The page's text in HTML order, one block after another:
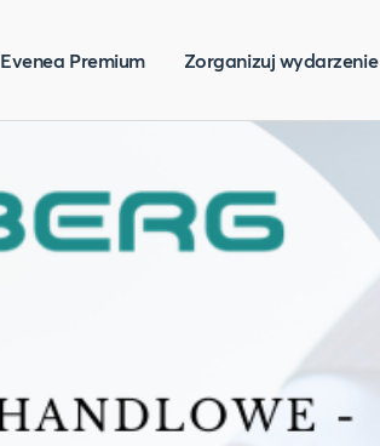
Evenea Premium Zorganizuj wydarzenie